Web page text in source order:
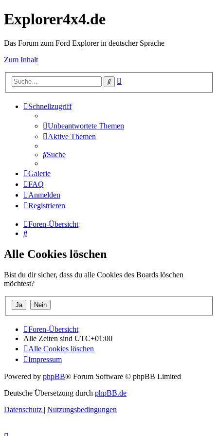
Explorer4x4.de
Das Forum zum Ford Explorer in deutscher Sprache
Zum Inhalt
Suche
Schnellzugriff
Unbeantwortete Themen
Aktive Themen
Suche
Galerie
FAQ
Anmelden
Registrieren
Foren-Übersicht
Suche
Alle Cookies löschen
Bist du dir sicher, dass du alle Cookies des Boards löschen
möchtest?
Foren-Übersicht
Alle Zeiten sind UTC+01:00
Alle Cookies löschen
Impressum
Powered by phpBB® Forum Software © phpBB Limited
Deutsche Übersetzung durch phpBB.de
Datenschutz | Nutzungsbedingungen